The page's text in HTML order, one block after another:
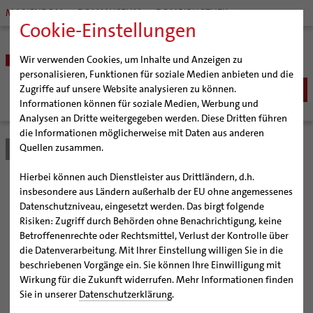
Cookie-Einstellungen
Wir verwenden Cookies, um Inhalte und Anzeigen zu
personalisieren, Funktionen für soziale Medien anbieten und die
Zugriffe auf unsere Website analysieren zu können.
Informationen können für soziale Medien, Werbung und
Analysen an Dritte weitergegeben werden. Diese Dritten führen
die Informationen möglicherweise mit Daten aus anderen
Quellen zusammen.
Hierbei können auch Dienstleister aus Drittländern, d.h.
insbesondere aus Ländern außerhalb der EU ohne angemessenes
Datenschutzniveau, eingesetzt werden. Das birgt folgende
Risiken: Zugriff durch Behörden ohne Benachrichtigung, keine
Betroffenenrechte oder Rechtsmittel, Verlust der Kontrolle über
die Datenverarbeitung. Mit Ihrer Einstellung willigen Sie in die
beschriebenen Vorgänge ein. Sie können Ihre Einwilligung mit
Wirkung für die Zukunft widerrufen. Mehr Informationen finden
Sie in unserer Datenschutzerklärung.
MARIENDOM DOMMUSEUM DOMBIBLIOTHEK
BISTUM
Bischöfe
Weihbischof Dr. Martin Marahrens
Bischof em. Norbert Trelle
Weihbischof em. Bongartz
Weihbischof em. Schwerdtfeger
Weihbischof em. Koitz
Bischof em. Dr. Wüstenberg
Generalvikariat
Gremien
Diözesangericht
Gemeindegremien
Pfarrgemeinden
Hildesheimer Dom
Virtueller Rundgang durch den Dom
Tausendjähriger Rosenstock
Die Hildesheimer Dommusik
Wallfahrten | Pilgern
Termine Wallfahrten und Pilgern
Jakobswege im Bistum Hildesheim
Veranstaltungen
Strategieprozess
Jugend
Bistum Hildesheim
Dombibliothek und
Bistumsarchiv möchten
historische Dokumente für
Öffentlichkeit erschließen